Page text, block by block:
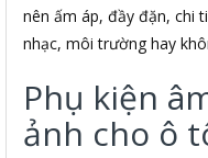
nên ấm áp, đầy đặn, chi
nhạc, môi trường hay
Phụ kiện
ảnh cho ô